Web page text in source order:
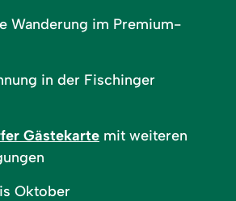
Wanderung im Premium-
in der Fischinger
Gästekarte mit weiteren
Oktober